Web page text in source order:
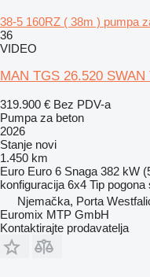
38-5 160RZ ( 38m ) pumpa
36
VIDEO
MAN TGS 26.520
319.900 € Bez PDV-a
Pumpa za beton
2026
Stanje novi
1.450 km
Euro Euro 6 Snaga 382 kW
konfiguracija 6x4 Tip pogona
Njemačka, Porta
Euromix MTP GmbH
Kontaktirajte prodavatelja